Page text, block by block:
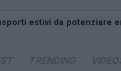
estivi da potenziare